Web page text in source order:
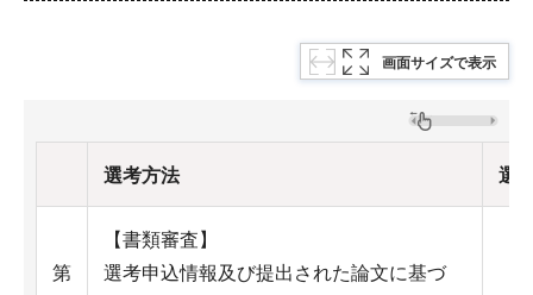
画面サイズで表示
選考方法 選
第
【書類審査】
選考申込情報及び提出された論文に基づ